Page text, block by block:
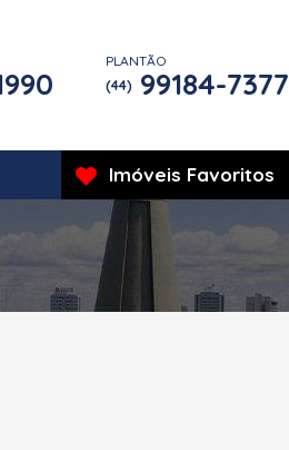
PLANTÃO
(44) 99184-7377
Imóveis Favoritos